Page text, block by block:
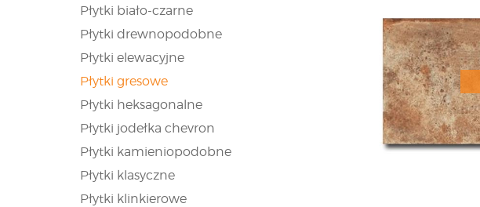
Płytki biało-czarne
Płytki drewnopodobne
Płytki elewacyjne
Płytki gresowe
Płytki heksagonalne
Płytki jodełka chevron
Płytki kamieniopodobne
Płytki klasyczne
Płytki klinkierowe